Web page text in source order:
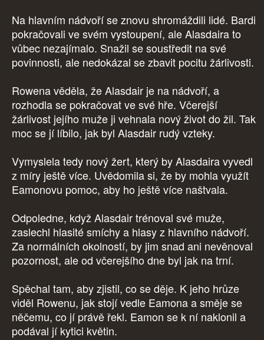
Na hlavním nádvoří se znovu shromáždili lidé. Bardi
pokračovali ve svém vystoupení, ale Alasdaira to
vůbec nezajímalo. Snažil se soustředit na své
povinnosti, ale nedokázal se zbavit pocitu žárlivosti.
Rowena věděla, že Alasdair je na nádvoří, a
rozhodla se pokračovat ve své hře. Včerejší
žárlivost jejího muže ji vehnala nový život do žil. Tak
moc se jí líbilo, jak byl Alasdair rudý vzteky.
Vymyslela tedy nový žert, který by Alasdaira vyvedl
z míry ještě více. Uvědomila si, že by mohla využít
Eamonovu pomoc, aby ho ještě více naštvala.
Odpoledne, když Alasdair trénoval své muže,
zaslechl hlasité smíchy a hlasy z hlavního nádvoří.
Za normálních okolností, by jim snad ani nevěnoval
pozornost, ale od včerejšího dne byl jak na trní.
Spěchal tam, aby zjistil, co se děje. K jeho hrůze
viděl Rowenu, jak stojí vedle Eamona a směje se
něčemu, co jí právě řekl. Eamon se k ní naklonil a
podával jí kytici květin.